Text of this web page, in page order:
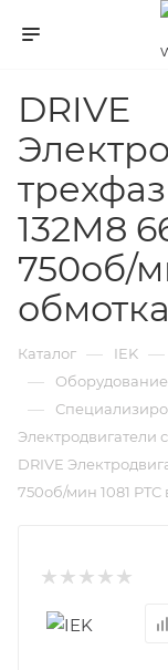
DRIVE
132M8
750об/
Каталог — IEK —
—
—
Электродвигатели
DRIVE
750об/мин 1081 PTC